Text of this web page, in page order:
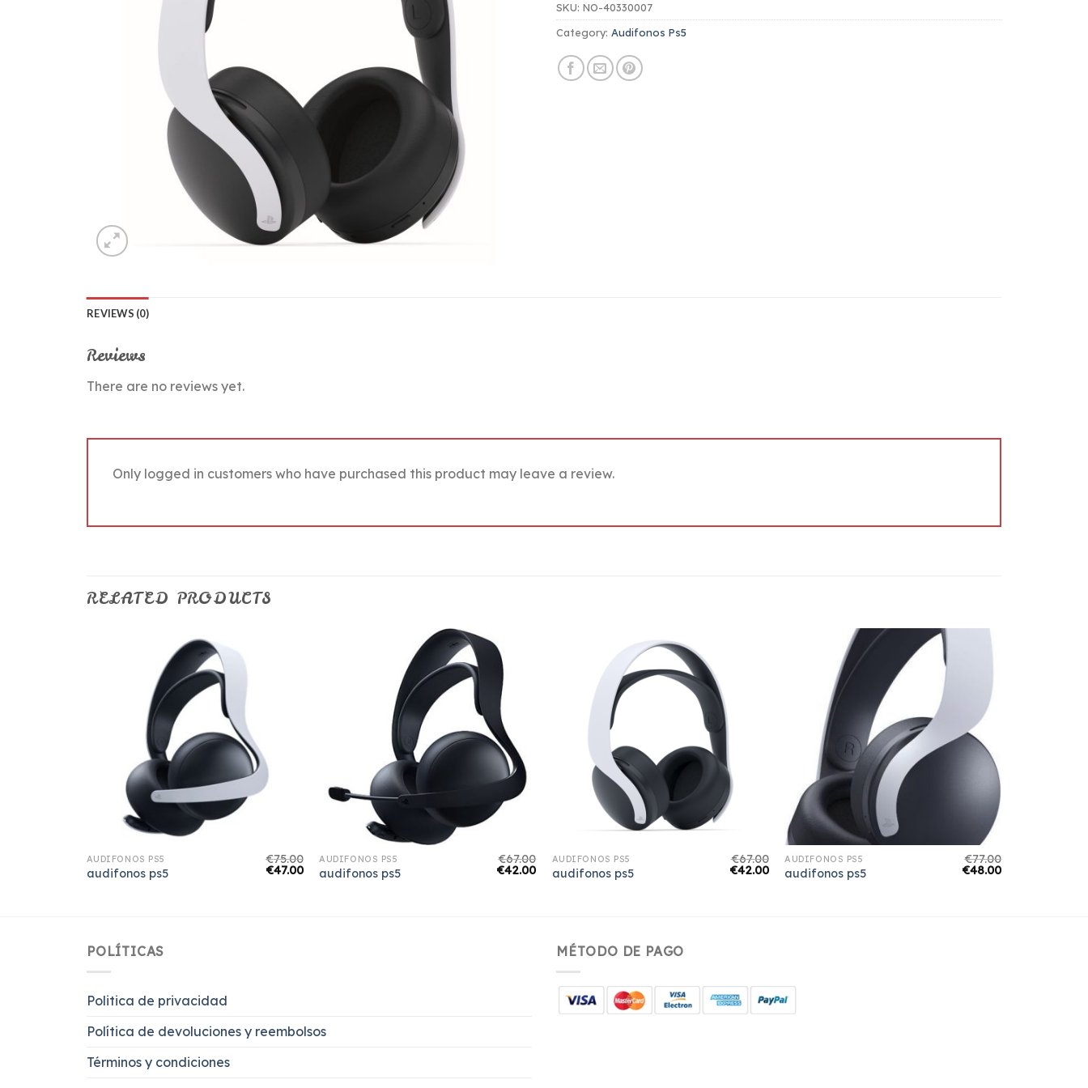
SKU: NO-40330007
Category: Audifonos Ps5
REVIEWS (0)
Reviews
There are no reviews yet.
Only logged in customers who have purchased this product may leave a review.
RELATED PRODUCTS
AUDIFONOS PS5
audifonos ps5
€75.00
€47.00
AUDIFONOS PS5
audifonos ps5
€67.00
€42.00
AUDIFONOS PS5
audifonos ps5
€67.00
€42.00
AUDIFONOS PS5
audifonos ps5
€77.00
€48.00
POLÍTICAS
Politica de privacidad
Política de devoluciones y reembolsos
Términos y condiciones
MÉTODO DE PAGO